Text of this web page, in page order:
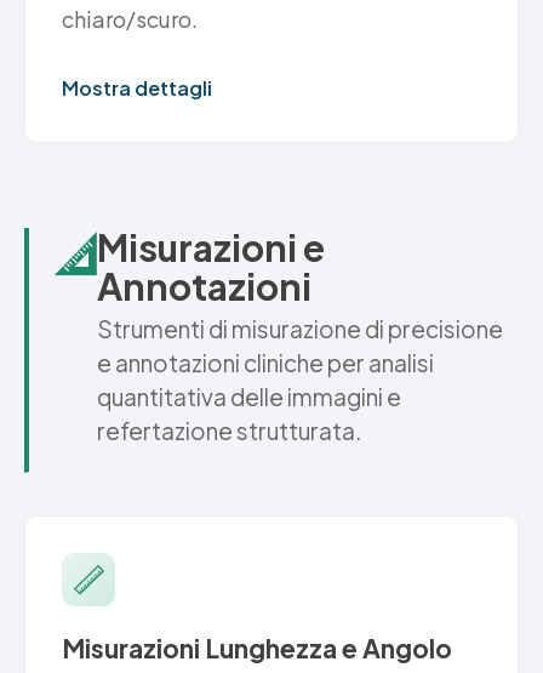
chiaro/scuro.
Mostra dettagli
Misurazioni e
Annotazioni
Strumenti di misurazione di precisione
e annotazioni cliniche per analisi
quantitativa delle immagini e
refertazione strutturata.
Misurazioni Lunghezza e Angolo